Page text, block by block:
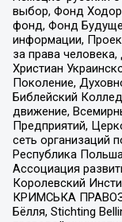
выбор, Фонд
фонд, Фонд
информации,
за права
Христиан
Поколение,
Библейский
движение,
Предприятий,
сеть организаций
Республика
Ассоциация
Королевский
КРИМСЬКА
Бёлля, Stichting